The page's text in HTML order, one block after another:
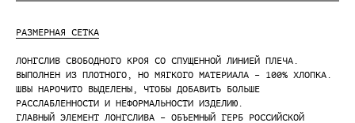
РАЗМЕРНАЯ СЕТКА
ЛОНГСЛИВ СВОБОДНОГО КРОЯ СО СПУЩЕННОЙ ЛИНИЕЙ ПЛЕЧА.
ВЫПОЛНЕН ИЗ ПЛОТНОГО, НО МЯГКОГО МАТЕРИАЛА – 100% ХЛОПКА.
ШВЫ НАРОЧИТО ВЫДЕЛЕНЫ, ЧТОБЫ ДОБАВИТЬ БОЛЬШЕ
РАССЛАБЛЕННОСТИ И НЕФОРМАЛЬНОСТИ ИЗДЕЛИЮ.
ГЛАВНЫЙ ЭЛЕМЕНТ ЛОНГСЛИВА – ОБЪЕМНЫЙ ГЕРБ РОССИЙСКОЙ